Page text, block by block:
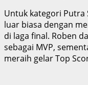
Untuk kategori Putra
luar biasa dengan
di laga final. Roben
sebagai MVP,
meraih gelar Top